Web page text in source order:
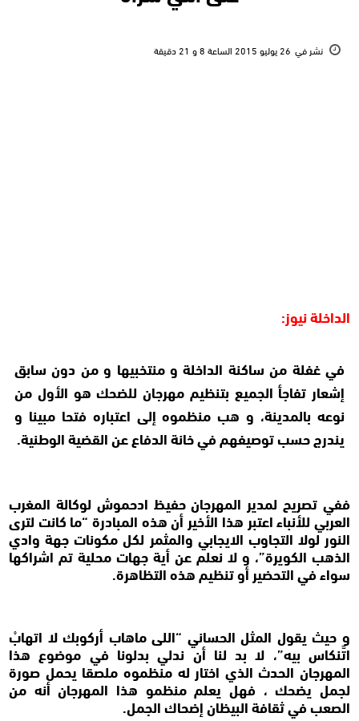
نشر في 26 يوليو 2015 الساعة 8 و 21 دقيقة
الداخلة نيوز:
في غفلة من ساكنة الداخلة و منتخبيها و من دون سابق
إشعار تفاجأ الجميع بتنظيم مهرجان للضحك هو الأول من
نوعه بالمدينة، و هب منظموه إلى اعتباره فتحا مبينا و
يندرج حسب توصيفهم في خانة الدفاع عن القضية الوطنية.
ففي تصريح لمدير المهرجان حفيظ ادحموش لوكالة المغرب
العربي للأنباء اعتبر هذا الأخير أن هذه المبادرة “ما كانت لترى
النور لولا التجاوب الايجابي والمثمر لكل مكونات جهة وادي
الذهب الكويرة”، و لا نعلم عن أية جهات محلية تم اشراكها
سواء في التحضير أو تنظيم هذه التظاهرة.
و حيث يقول المثل الحساني “اللى ماهاب أركوبك لا اتهابْ
اتَّنكاس بيه”، لا بد لنا أن ندلي بدلونا في موضوع هذا
المهرجان الحدث الذي اختار له منظموه ملصقا يحمل صورة
لجمل يضحك ، فهل يعلم منظمو هذا المهرجان أنه من
الصعب في ثقافة البيظان إضحاك الجمل.